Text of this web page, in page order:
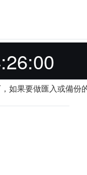
如果要做匯入或備份